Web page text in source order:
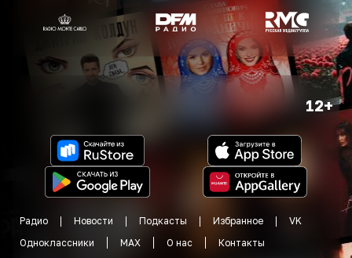
12+
Радио Новости Подкасты Избранное
VK
Одноклассники
MAX О нас
Контакты